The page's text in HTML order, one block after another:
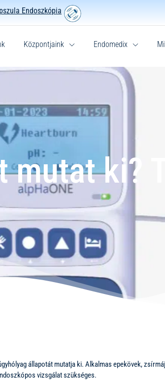
Endoszkópia
Központjaink Endomedix
mutat ki?
állapotát mutatja ki. Alkalmas epekövek,
vizsgálat szükséges.